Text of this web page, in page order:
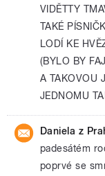
VIDĚTTY
TAKÉ
LODÍ KE
(BYLO BY
A TAKOVOU
JEDNOMU
Daniela z
padesátém
poprvé se